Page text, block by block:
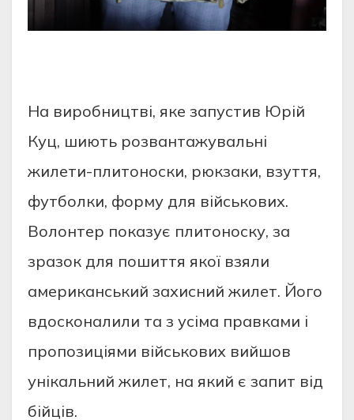
На виробництві, яке запустив Юрій
Куц, шиють розвантажувальні
жилети-плитоноски, рюкзаки, взуття,
футболки, форму для військових.
Волонтер показує плитоноску, за
зразок для пошиття якої взяли
американський захисний жилет. Його
вдосконалили та з усіма правками і
пропозиціями військових вийшов
унікальний жилет, на який є запит від
бійців.